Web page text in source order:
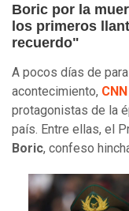
Boric por la
los primeros
recuerdo"
A pocos días de
acontecimiento,
protagonistas de la
país. Entre ellas, el
Boric, confeso